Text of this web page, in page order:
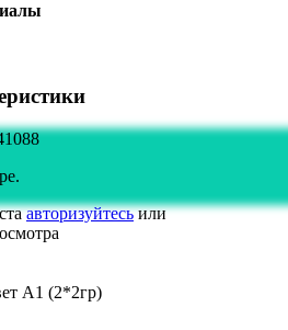
авторизуйтесьили
А1 (2*2гр)